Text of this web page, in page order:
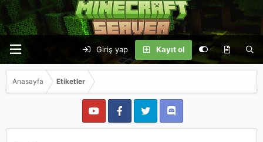
Giriş yap Kayıt ol
Anasayfa Etiketler